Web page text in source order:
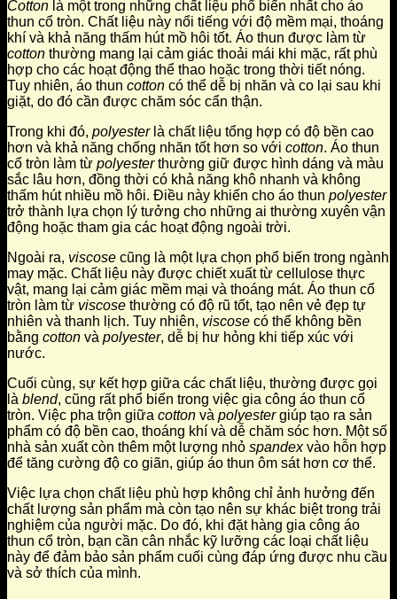
Cotton là một trong những chất liệu phổ biến nhất cho áo
thun cổ tròn. Chất liệu này nổi tiếng với độ mềm mại, thoáng
khí và khả năng thấm hút mồ hôi tốt. Áo thun được làm từ
cotton thường mang lại cảm giác thoải mái khi mặc, rất phù
hợp cho các hoạt động thể thao hoặc trong thời tiết nóng.
Tuy nhiên, áo thun cotton có thể dễ bị nhăn và co lại sau khi
giặt, do đó cần được chăm sóc cẩn thận.
Trong khi đó, polyesterlà chất liệu tổng hợp có độ bền cao
hơn và khả năng chống nhăn tốt hơn so với cotton. Áo thun
cổ tròn làm từ polyesterthường giữ được hình dáng và màu
sắc lâu hơn, đồng thời có khả năng khô nhanh và không
thấm hút nhiều mồ hôi. Điều này khiến cho áo thun polyester
trở thành lựa chọn lý tưởng cho những ai thường xuyên vận
động hoặc tham gia các hoạt động ngoài trời.
Ngoài ra, viscose cũng là một lựa chọn phổ biến trong ngành
may mặc. Chất liệu này được chiết xuất từ cellulose thực
vật, mang lại cảm giác mềm mại và thoáng mát. Áo thun cổ
tròn làm từ viscose thường có độ rũ tốt, tạo nên vẻ đẹp tự
nhiên và thanh lịch. Tuy nhiên, viscose có thể không bền
bằng cotton và polyester, dễ bị hư hỏng khi tiếp xúc với
nước.
Cuối cùng, sự kết hợp giữa các chất liệu, thường được gọi
là blend, cũng rất phổ biến trong việc gia công áo thun cổ
tròn. Việc pha trộn giữa cotton và polyestergiúp tạo ra sản
phẩm có độ bền cao, thoáng khí và dễ chăm sóc hơn. Một số
nhà sản xuất còn thêm một lượng nhỏ spandexvào hỗn hợp
để tăng cường độ co giãn, giúp áo thun ôm sát hơn cơ thể.
Việc lựa chọn chất liệu phù hợp không chỉ ảnh hưởng đến
chất lượng sản phẩm mà còn tạo nên sự khác biệt trong trải
nghiệm của người mặc. Do đó, khi đặt hàng gia công áo
thun cổ tròn, bạn cần cân nhắc kỹ lưỡng các loại chất liệu
này để đảm bảo sản phẩm cuối cùng đáp ứng được nhu cầu
và sở thích của mình.